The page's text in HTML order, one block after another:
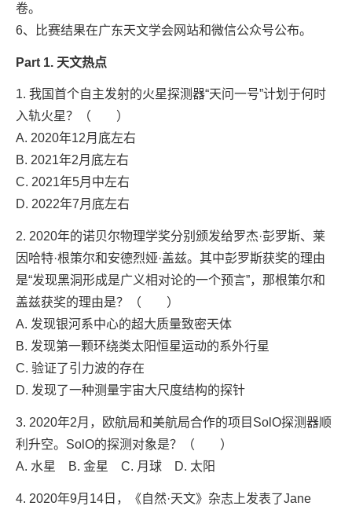
卷。
6、比赛结果在广东天文学会网站和微信公众号公布。
Part 1. 天文热点
1. 我国首个自主发射的火星探测器“天问一号”计划于何时
入轨火星？（ ）
A. 2020年12月底左右
B. 2021年2月底左右
C. 2021年5月中左右
D. 2022年7月底左右
2. 2020年的诺贝尔物理学奖分别颁发给罗杰·彭罗斯、莱
因哈特·根策尔和安德烈娅·盖兹。其中彭罗斯获奖的理由
是“发现黑洞形成是广义相对论的一个预言”，那根策尔和
盖兹获奖的理由是？（ ）
A. 发现银河系中心的超大质量致密天体
B. 发现第一颗环绕类太阳恒星运动的系外行星
C. 验证了引力波的存在
D. 发现了一种测量宇宙大尺度结构的探针
3. 2020年2月，欧航局和美航局合作的项目SolO探测器顺
利升空。SolO的探测对象是？（ ）
A. 水星 B. 金星 C. 月球 D. 太阳
4. 2020年9月14日，《自然·天文》杂志上发表了Jane